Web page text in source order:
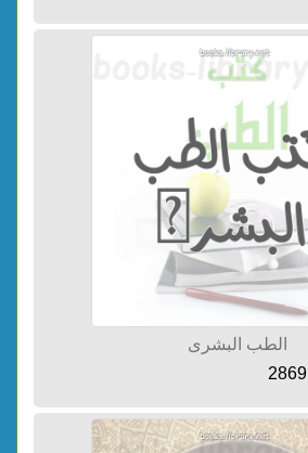
الطب البشرى